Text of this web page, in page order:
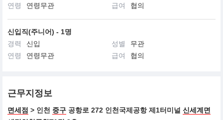
연령
연령무관 급여 협의
신입직(주니어) - 1명
경력
신입 성별
무관
연령
연령무관 급여 협의
근무지정보
면세점 > 인천 중구 공항로 272 인천국제공항 제1터미널 신세계면